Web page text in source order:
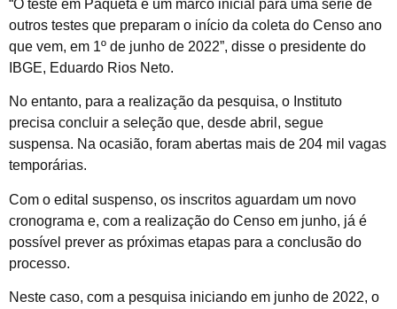
“O teste em Paquetá é um marco inicial para uma série de
outros testes que preparam o início da coleta do Censo ano
que vem, em 1º de junho de 2022”, disse o presidente do
IBGE, Eduardo Rios Neto.
No entanto, para a realização da pesquisa, o Instituto
precisa concluir a seleção que, desde abril, segue
suspensa. Na ocasião, foram abertas mais de 204 mil vagas
temporárias.
Com o edital suspenso, os inscritos aguardam um novo
cronograma e, com a realização do Censo em junho, já é
possível prever as próximas etapas para a conclusão do
processo.
Neste caso, com a pesquisa iniciando em junho de 2022, o